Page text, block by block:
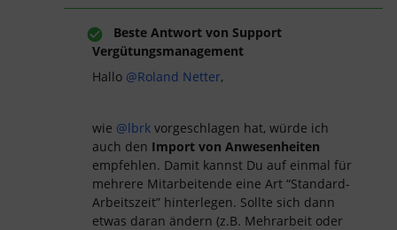
Beste Antwort von Support
Vergütungsmanagement
Hallo @Roland Netter,
wie @lbrk vorgeschlagen hat, würde ich
auch den Import von Anwesenheiten
empfehlen. Damit kannst Du auf einmal für
mehrere Mitarbeitende eine Art “Standard-
Arbeitszeit” hinterlegen. Sollte sich dann
etwas daran ändern (z.B. Mehrarbeit oder